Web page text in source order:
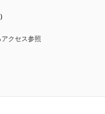
クセス参照